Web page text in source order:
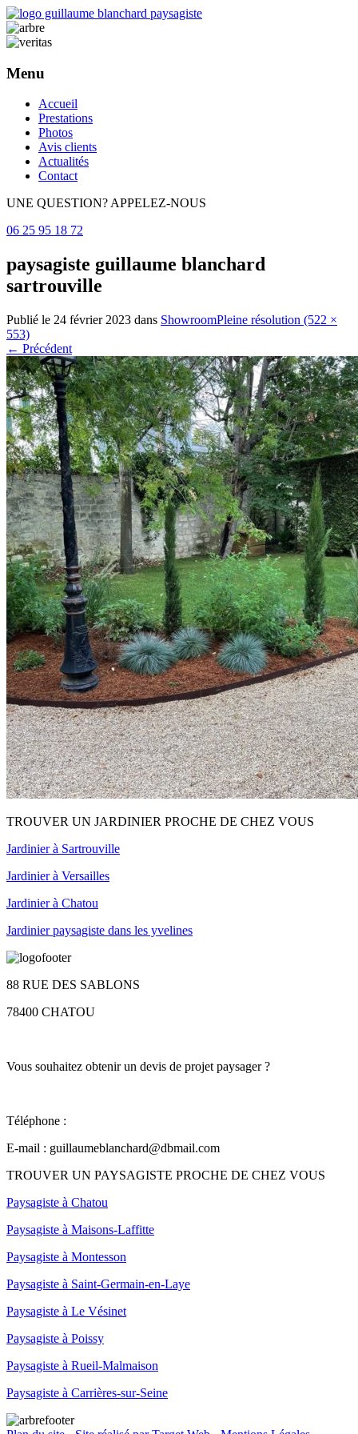
Menu
Aller
contenu
principal
Accueil
Prestations
Photos
Avis clients
Actualités
Contact
UNE QUESTION? APPELEZ-NOUS
06 25 95 18 72
paysagiste guillaume blanchard
sartrouville
Publié le 24 février 2023 dans ShowroomPleine résolution (522 ×
553)
← Précédent
TROUVER UN JARDINIER PROCHE DE CHEZ VOUS
Jardinier à Sartrouville
Jardinier à Versailles
Jardinier à Chatou
Jardinier paysagiste dans les yvelines
88 RUE DES SABLONS
78400 CHATOU
Vous souhaitez obtenir un devis de projet paysager ?
Téléphone :
E-mail : guillaumeblanchard@dbmail.com
TROUVER UN PAYSAGISTE PROCHE DE CHEZ VOUS
Paysagiste à Chatou
Paysagiste à Maisons-Laffitte
Paysagiste à Montesson
Paysagiste à Saint-Germain-en-Laye
Paysagiste à Le Vésinet
Paysagiste à Poissy
Paysagiste à Rueil-Malmaison
Paysagiste à Carrières-sur-Seine